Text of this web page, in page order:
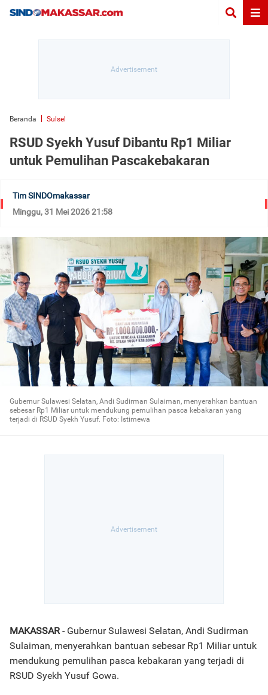
Beranda Sulsel
RSUD Syekh Yusuf Dibantu Rp1 Miliar
untuk Pemulihan Pascakebakaran
Tim SINDOmakassar
Minggu, 31 Mei 2026 21:58
Gubernur Sulawesi Selatan, Andi Sudirman Sulaiman, menyerahkan bantuan
sebesar Rp1 Miliar untuk mendukung pemulihan pasca kebakaran yang
terjadi di RSUD Syekh Yusuf. Foto: Istimewa
MAKASSAR- Gubernur Sulawesi Selatan, Andi Sudirman
Sulaiman, menyerahkan bantuan sebesar Rp1 Miliar untuk
mendukung pemulihan pasca kebakaran yang terjadi di
RSUD Syekh Yusuf Gowa.